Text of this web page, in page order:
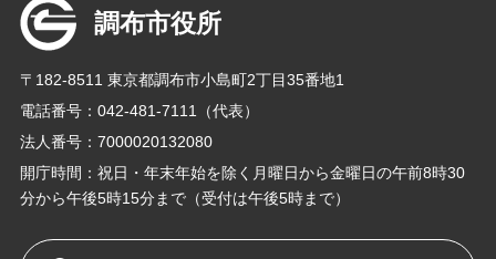
調布市役所
〒182-8511 東京都調布市小島町2丁目35番地1
電話番号：042-481-7111（代表）
法人番号：7000020132080
開庁時間：祝日・年末年始を除く月曜日から金曜日の午前8時30
分から午後5時15分まで（受付は午後5時まで）